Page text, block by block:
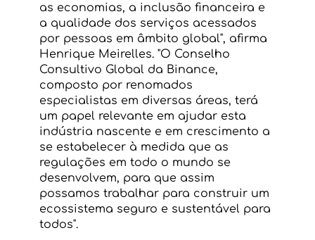
as economias, a inclusão financeira e
a qualidade dos serviços acessados
por pessoas em âmbito global", afirma
Henrique Meirelles. "O Conselho
Consultivo Global da Binance,
composto por renomados
especialistas em diversas áreas, terá
um papel relevante em ajudar esta
indústria nascente e em crescimento a
se estabelecer à medida que as
regulações em todo o mundo se
desenvolvem, para que assim
possamos trabalhar para construir um
ecossistema seguro e sustentável para
todos".